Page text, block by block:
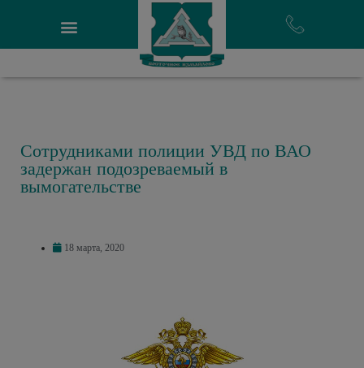
Сотрудниками полиции УВД по ВАО
задержан подозреваемый в
вымогательстве
18 марта, 2020